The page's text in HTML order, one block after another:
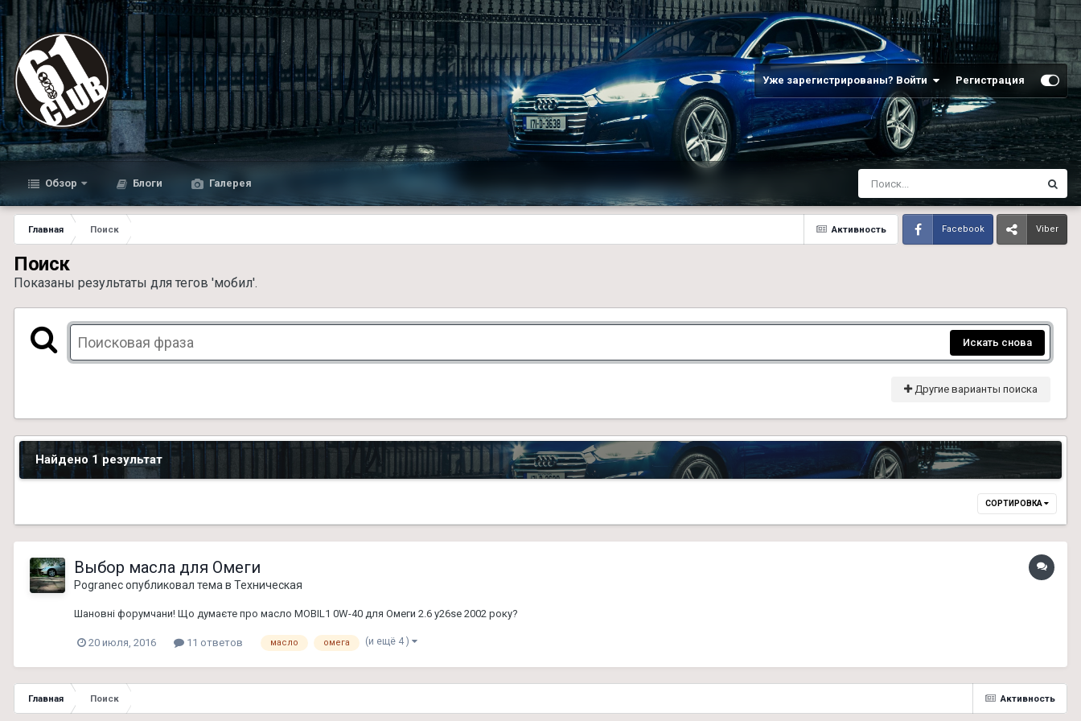
Уже зарегистрированы? Войти Регистрация
Обзор Блоги Галерея
Активность
Главная Поиск Facebook Viber
Поиск
Показаны результаты для тегов 'мобил'.
Искать снова
Другие варианты поиска
Найдено 1 результат
СОРТИРОВКА
Выбор масла для Омеги
Pogranecопубликовал тема в Техническая
Шановні форумчани! Що думаєте про масло MOBIL1 0W-40 для Омеги 2.6 y26se 2002 року?
20 июля, 2016 11 ответов масло омега (и ещё 4 )
Активность
Главная Поиск